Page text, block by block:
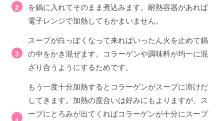
を鍋に入れてそのまま煮込みます。耐熱容器があれば
電子レンジで加熱してもかまいません。
スープが白っぽくなって来ればいったん火を止めて鍋
の中をかき混ぜます。コラーゲンや調味料が均一に混
ざり合うようにするためです。
もう一度十分加熱するとコラーゲンがスープに溶けだ
してきます。加熱の度合いは好みにもよりますが、ス
ープにとろみが出てくればコラーゲンが十分にスープ